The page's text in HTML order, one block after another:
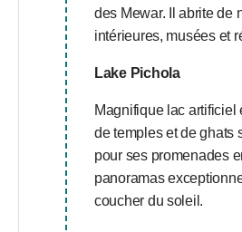
des Mewar. Il abrite de
intérieures, musées et
Lake Pichola
Magnifique lac artificiel
de temples et de ghats
pour ses promenades
panoramas
coucher du soleil.